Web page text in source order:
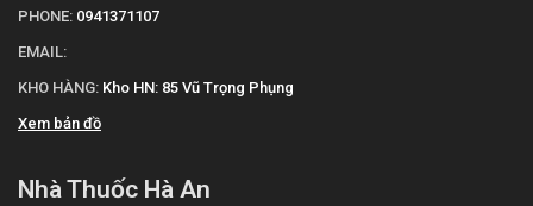
PHONE: 0941371107
EMAIL:
KHO HÀNG: Kho HN: 85 Vũ Trọng Phụng
Xem bản đồ
Nhà Thuốc Hà An